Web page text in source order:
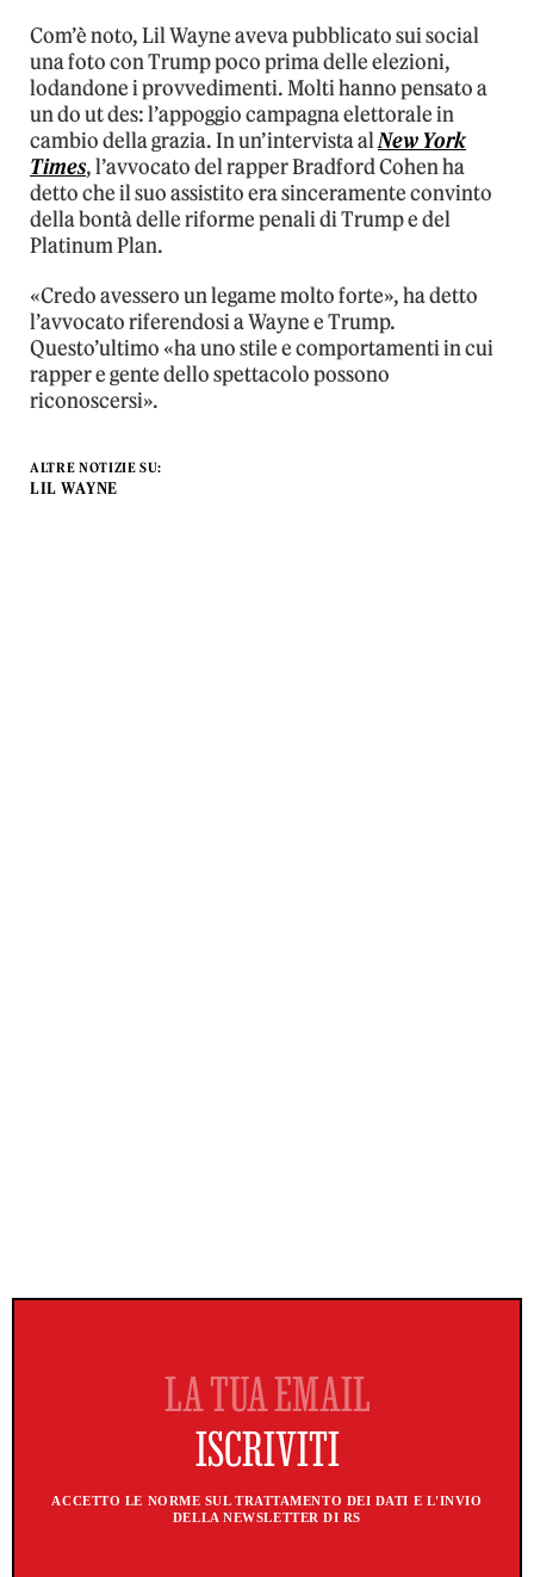
Com’è noto, Lil Wayne aveva pubblicato sui social
una foto con Trump poco prima delle elezioni,
lodandone i provvedimenti. Molti hanno pensato a
un do ut des: l’appoggio campagna elettorale in
cambio della grazia. In un’intervista alNew York
Times, l’avvocato del rapper Bradford Cohen ha
detto che il suo assistito era sinceramente convinto
della bontà delle riforme penali di Trump e del
Platinum Plan.
«Credo avessero un legame molto forte», ha detto
l’avvocato riferendosi a Wayne e Trump.
Questo’ultimo «ha uno stile e comportamenti in cui
rapper e gente dello spettacolo possono
riconoscersi».
ALTRE NOTIZIE SU:
LIL WAYNE
ACCETTO LE NORME SUL TRATTAMENTO DEI DATI E L'INVIO
DELLA NEWSLETTER DI RS